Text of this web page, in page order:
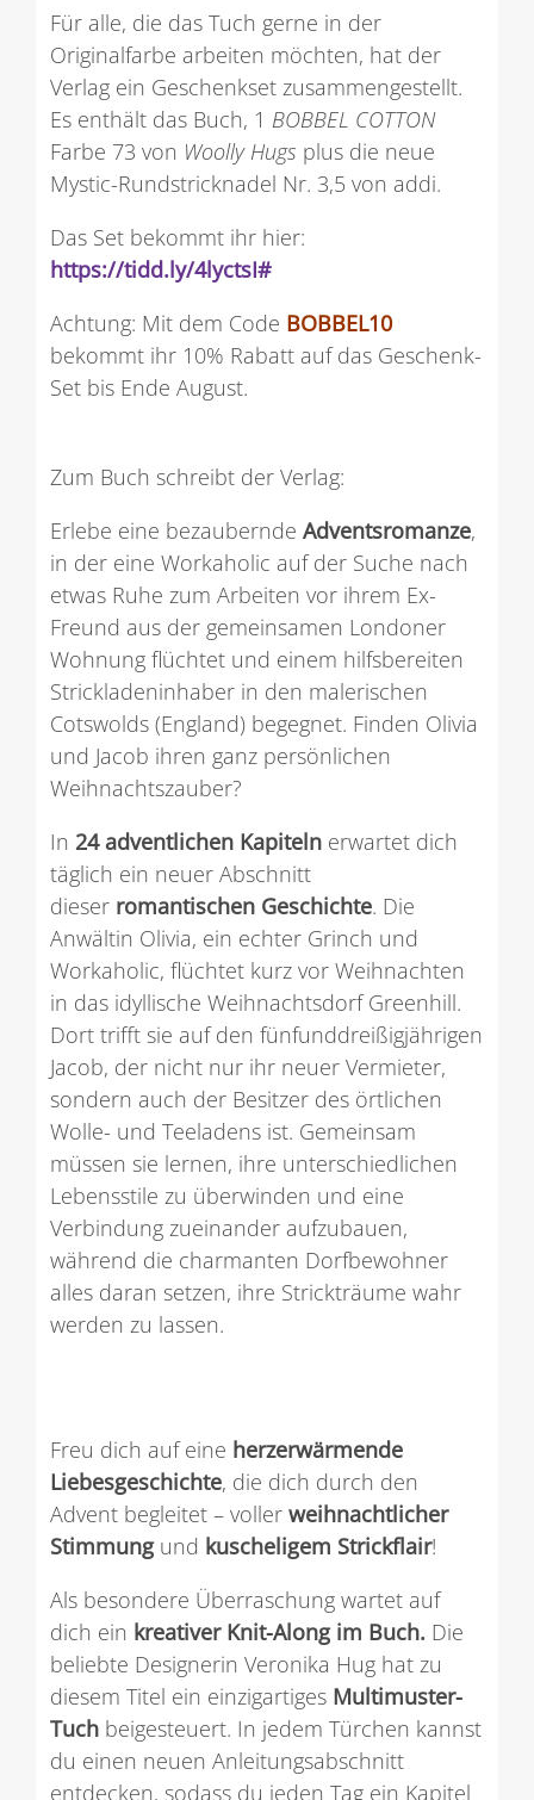
Für alle, die das Tuch gerne in der
Originalfarbe arbeiten möchten, hat der
Verlag ein Geschenkset zusammengestellt.
Es enthält das Buch, 1 BOBBEL COTTON
Farbe 73 von Woolly Hugs plus die neue
Mystic-Rundstricknadel Nr. 3,5 von addi.
Das Set bekommt ihr hier:
https://tidd.ly/4lyctsI#
Achtung: Mit dem Code BOBBEL10
bekommt ihr 10% Rabatt auf das Geschenk-
Set bis Ende August.
Zum Buch schreibt der Verlag:
Erlebe eine bezaubernde Adventsromanze,
in der eine Workaholic auf der Suche nach
etwas Ruhe zum Arbeiten vor ihrem Ex-
Freund aus der gemeinsamen Londoner
Wohnung flüchtet und einem hilfsbereiten
Strickladeninhaber in den malerischen
Cotswolds (England) begegnet. Finden Olivia
und Jacob ihren ganz persönlichen
Weihnachtszauber?
In 24 adventlichen Kapitelnerwartet dich
täglich ein neuer Abschnitt
dieser romantischen Geschichte. Die
Anwältin Olivia, ein echter Grinch und
Workaholic, flüchtet kurz vor Weihnachten
in das idyllische Weihnachtsdorf Greenhill.
Dort trifft sie auf den fünfunddreißigjährigen
Jacob, der nicht nur ihr neuer Vermieter,
sondern auch der Besitzer des örtlichen
Wolle- und Teeladens ist. Gemeinsam
müssen sie lernen, ihre unterschiedlichen
Lebensstile zu überwinden und eine
Verbindung zueinander aufzubauen,
während die charmanten Dorfbewohner
alles daran setzen, ihre Strickträume wahr
werden zu lassen.
Freu dich auf eine herzerwärmende
Liebesgeschichte, die dich durch den
Advent begleitet – voller weihnachtlicher
Stimmungund kuscheligem Strickflair!
Als besondere Überraschung wartet auf
dich ein kreativer Knit-Along im Buch. Die
beliebte Designerin Veronika Hug hat zu
diesem Titel ein einzigartiges Multimuster-
Tuch beigesteuert. In jedem Türchen kannst
du einen neuen Anleitungsabschnitt
entdecken, sodass du jeden Tag ein Kapitel